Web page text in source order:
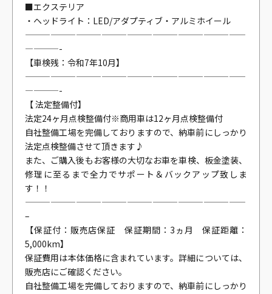
■エクステリア
・ヘッドライト：LED/アダプティブ・アルミホイール
——————————————————————————
————-
【車検残：令和7年10月】
——————————————————————————
————-
【 法定整備付】
法定24ヶ月点検整備付※商用車は12ヶ月点検整備付
自社整備工場を完備しておりますので、納車前にしっかり
法定点検整備させて頂きます♪
また、ご購入後もお客様の大切なお車を車検、板金塗装、
修理に至るまで全力でサポート＆バックアップ致しま
す！！
——————————————————————————
–
【保証付：販売店保証 保証期間：3ヵ月 保証距離：
5,000km】
保証費用は本体価格に含まれています。詳細については、
販売店にご確認ください。
自社整備工場を完備しておりますので、納車前にしっかり